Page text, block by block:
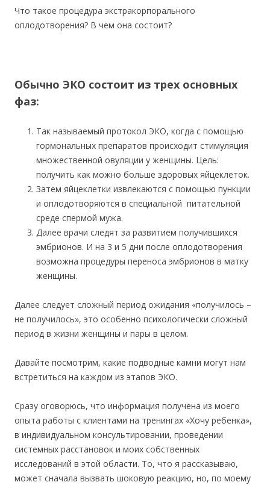
Что такое процедура экстракорпорального
оплодотворения? В чем она состоит?
Обычно ЭКО состоит из трех основных
фаз:
Так называемый протокол ЭКО, когда с помощью
гормональных препаратов происходит стимуляция
множественной овуляции у женщины. Цель:
получить как можно больше здоровых яйцеклеток.
Затем яйцеклетки извлекаются с помощью пункции
и оплодотворяются в специальной питательной
среде спермой мужа.
Далее врачи следят за развитием получившихся
эмбрионов. И на 3 и 5 дни после оплодотворения
возможна процедуры переноса эмбрионов в матку
женщины.
Далее следует сложный период ожидания «получилось –
не получилось», это особенно психологически сложный
период в жизни женщины и пары в целом.
Давайте посмотрим, какие подводные камни могут нам
встретиться на каждом из этапов ЭКО.
Сразу оговорюсь, что информация получена из моего
опыта работы с клиентами на тренингах «Хочу ребенка»,
в индивидуальном консультировании, проведении
системных расстановок и моих собственных
исследований в этой области. То, что я рассказываю,
может сначала вызвать шоковую реакцию, но, по моему